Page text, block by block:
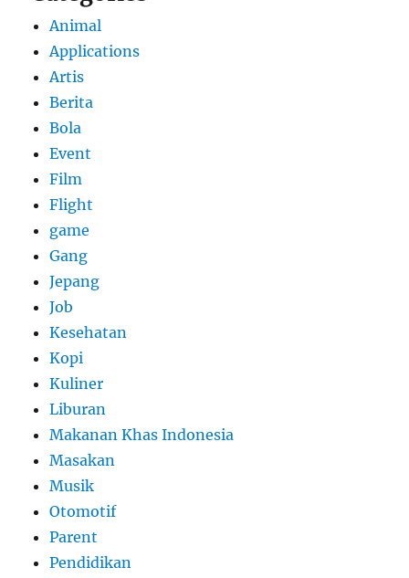
Animal
Applications
Artis
Berita
Bola
Event
Film
Flight
game
Gang
Jepang
Job
Kesehatan
Kopi
Kuliner
Liburan
Makanan Khas Indonesia
Masakan
Musik
Otomotif
Parent
Pendidikan